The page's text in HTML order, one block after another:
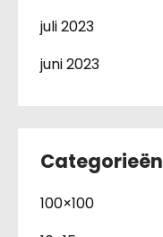
juli 2023
juni 2023
Categorieën
100×100